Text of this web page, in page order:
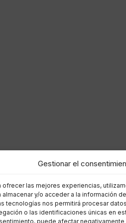
Gestionar el
ofrecer las mejores experiencias,
almacenar y/o acceder a la información
tecnologías nos permitirá procesar
o las identificaciones únicas en
puede afectar